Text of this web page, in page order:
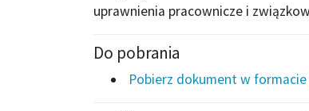
uprawnienia pracownicze i
Do pobrania
Pobierz dokument w